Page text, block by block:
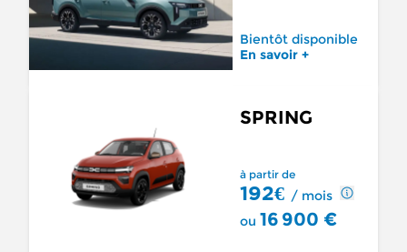
Bientôt disponible
En savoir +
SPRING
à partir de
192€ / mois
ou 16 900 €